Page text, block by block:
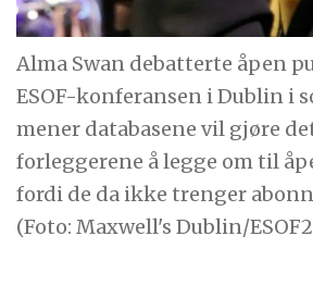
Alma Swan debatterte åpen
ESOF-konferansen i Dublin i
mener databasene vil gjøre
forleggerene å legge om til
fordi de da ikke trenger
(Foto: Maxwell's Dublin/